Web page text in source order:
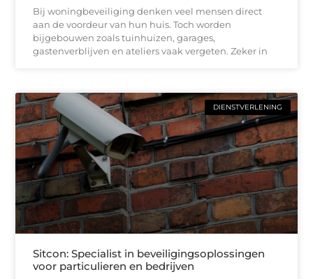
Bij woningbeveiliging denken veel mensen direct
aan de voordeur van hun huis. Toch worden
bijgebouwen zoals tuinhuizen, garages,
gastenverblijven en ateliers vaak vergeten. Zeker in
DIENSTVERLENING
Sitcon: Specialist in beveiligingsoplossingen
voor particulieren en bedrijven